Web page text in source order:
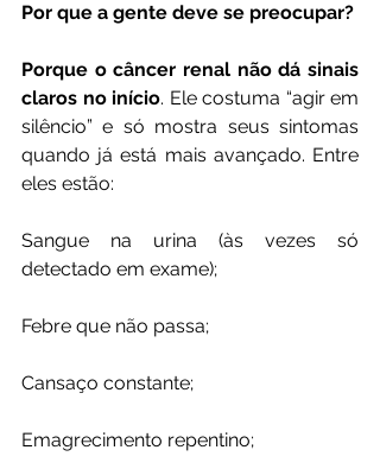
Por que a gente deve se preocupar?
Porque o câncer renal não dá sinais
claros no início. Ele costuma “agir em
silêncio” e só mostra seus sintomas
quando já está mais avançado. Entre
eles estão:
Sangue na urina (às vezes só
detectado em exame);
Febre que não passa;
Cansaço constante;
Emagrecimento repentino;